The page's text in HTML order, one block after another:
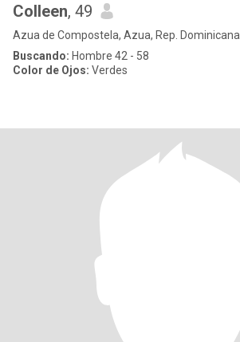
Colleen, 49
Azua de Compostela, Azua, Rep. Dominicana
Buscando: Hombre 42 - 58
Color de Ojos: Verdes